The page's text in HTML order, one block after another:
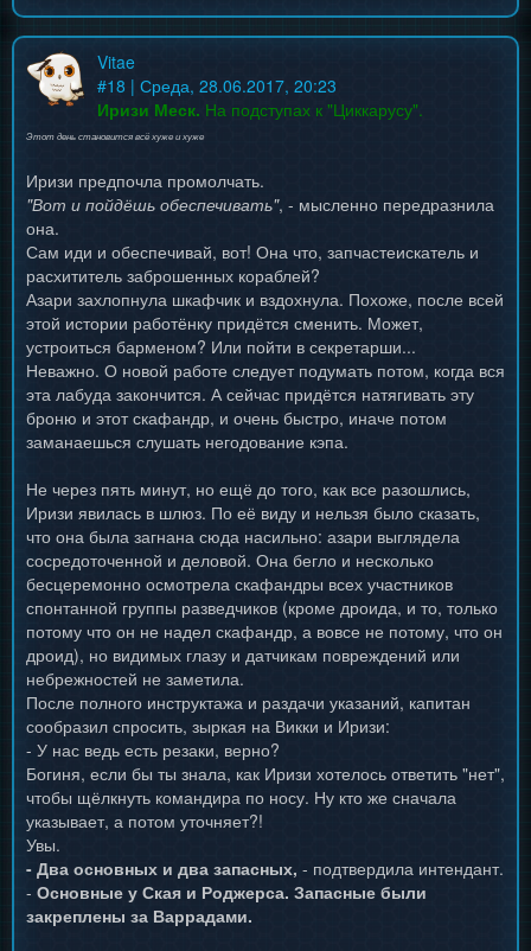
Vitae
#18 | Среда, 28.06.2017, 20:23
Иризи Меск. На подступах к "Циккарусу".
Этот день становится всё хуже и хуже
Иризи предпочла промолчать.
"Вот и пойдёшь обеспечивать", - мысленно передразнила
она.
Сам иди и обеспечивай, вот! Она что, запчастеискатель и
расхититель заброшенных кораблей?
Азари захлопнула шкафчик и вздохнула. Похоже, после всей
этой истории работёнку придётся сменить. Может,
устроиться барменом? Или пойти в секретарши...
Неважно. О новой работе следует подумать потом, когда вся
эта лабуда закончится. А сейчас придётся натягивать эту
броню и этот скафандр, и очень быстро, иначе потом
заманаешься слушать негодование кэпа.
Не через пять минут, но ещё до того, как все разошлись,
Иризи явилась в шлюз. По её виду и нельзя было сказать,
что она была загнана сюда насильно: азари выглядела
сосредоточенной и деловой. Она бегло и несколько
бесцеремонно осмотрела скафандры всех участников
спонтанной группы разведчиков (кроме дроида, и то, только
потому что он не надел скафандр, а вовсе не потому, что он
дроид), но видимых глазу и датчикам повреждений или
небрежностей не заметила.
После полного инструктажа и раздачи указаний, капитан
сообразил спросить, зыркая на Викки и Иризи:
- У нас ведь есть резаки, верно?
Богиня, если бы ты знала, как Иризи хотелось ответить "нет",
чтобы щёлкнуть командира по носу. Ну кто же сначала
указывает, а потом уточняет?!
Увы.
- Два основных и два запасных, - подтвердила интендант.
- Основные у Ская и Роджерса. Запасные были
закреплены за Варрадами.